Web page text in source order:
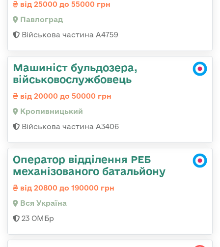
від 25000 до 55000 грн
Павлоград
Військова частина А4759
Машиніст бульдозера,
військовослужбовець
від 20000 до 50000 грн
Кропивницький
Військова частина А3406
Оператор відділення РЕБ
механізованого батальйону
від 20800 до 190000 грн
Вся Україна
23 ОМБр